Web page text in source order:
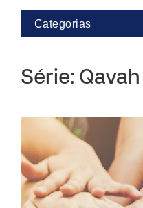
Categorias
Série: Qavah